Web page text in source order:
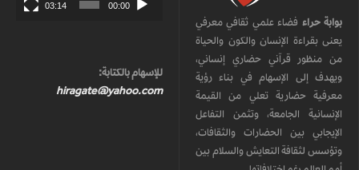
بوابة حراء فضاء علمي ثقافي معرفي
يعنى بقراءة الإنسان والكون والحياة
من منظور قرآني حضاري إنساني،
ويهدف إلى الإسهام في بناء رؤية
معرفية حضارية تعلي من القيمة
الإنسانية الجامعة، وتثمن التفاعل
الإيجابي بين الحضارات والثقافات،
وتؤسس لثقافة التعايش والسلام بين
00:00
03:14
للإسهام بالكتابة:
hiragate@yahoo.com